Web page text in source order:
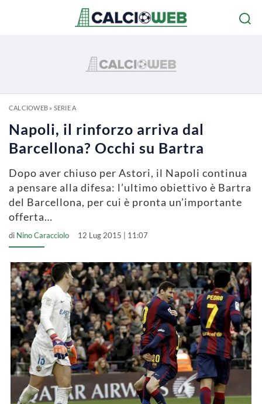
CALCIOWEB» SERIE A
Napoli, il rinforzo arriva dal
Barcellona? Occhi su Bartra
Dopo aver chiuso per Astori, il Napoli continua
a pensare alla difesa: l’ultimo obiettivo è Bartra
del Barcellona, per cui è pronta un’importante
offerta…
di Nino Caracciolo 12 Lug 2015 | 11:07